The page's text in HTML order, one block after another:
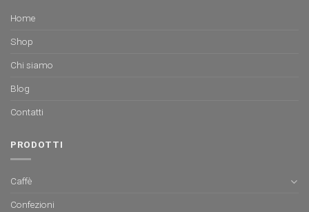
Home
Shop
Chi siamo
Blog
Contatti
PRODOTTI
Caffè
Confezioni